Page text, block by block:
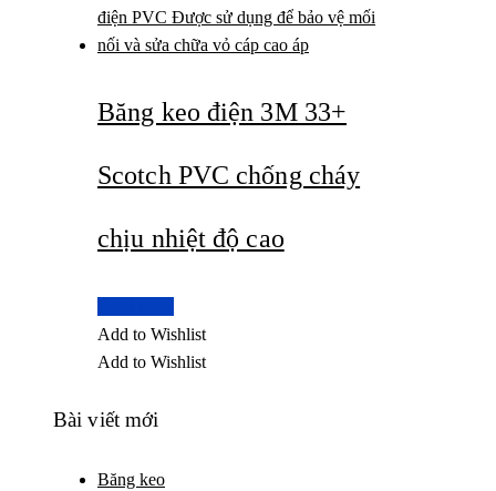
Băng keo điện 3M 33+
Scotch PVC chống cháy
chịu nhiệt độ cao
Add to Wishlist
Add to Wishlist
Bài viết mới
Băng keo